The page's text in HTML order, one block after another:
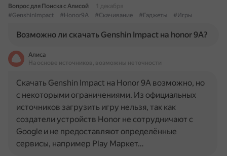
Вопрос для Поиска с Алисой
1 декабря
#GenshinImpact
#Honor9A #Скачивание #Гаджеты #Игры
Возможно ли скачать Genshin Impact на honor 9A?
Алиса
На основе источников, возможны неточности
Скачать Genshin Impact на Honor 9A возможно, но
с некоторыми ограничениями. Из официальных
источников загрузить игру нельзя, так как
создатели устройств Honor не сотрудничают с
Google и не предоставляют определённые
сервисы, например Play Маркет…